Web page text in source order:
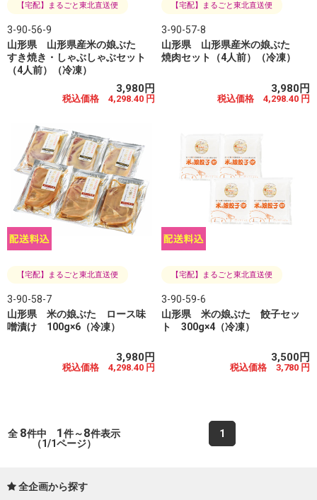
【宅配】まるごと東北直送便
3-90-56-9
山形県 山形県産米の娘ぶた
すき焼き・しゃぶしゃぶセット
（4人前）（冷凍）
3,980円
税込価格 4,298.40 円
【宅配】まるごと東北直送便
3-90-57-8
山形県 山形県産米の娘ぶた
焼肉セット（4人前）（冷凍）
3,980円
税込価格 4,298.40 円
【宅配】まるごと東北直送便
3-90-58-7
山形県 米の娘ぶた ロース味
噌漬け 100g×6（冷凍）
3,980円
税込価格 4,298.40 円
【宅配】まるごと東北直送便
3-90-59-6
山形県 米の娘ぶた 餃子セッ
ト 300g×4（冷凍）
3,500円
税込価格 3,780 円
全 8件中 1件～8件表示
（1/1ページ）
1
全企画から探す